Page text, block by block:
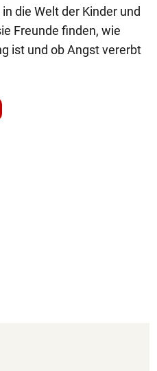
die Welt der Kinder und
Freunde finden, wie
ist und ob Angst vererbt